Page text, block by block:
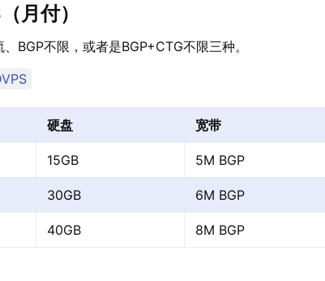
月付）
BGP不限，或者是BGP+CTG不限三种。
硬盘 宽带
15GB 5M BGP
30GB 6M BGP
40GB 8M BGP